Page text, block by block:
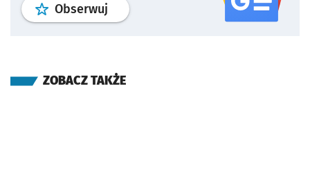
Obserwuj profil serwisu
ZOBACZ TAKŻE